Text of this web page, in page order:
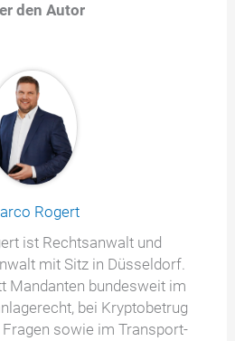
den Autor
Rogert
ist Rechtsanwalt und
mit Sitz in Düsseldorf.
Mandanten bundesweit im
bei Kryptobetrug
sowie im Transport-